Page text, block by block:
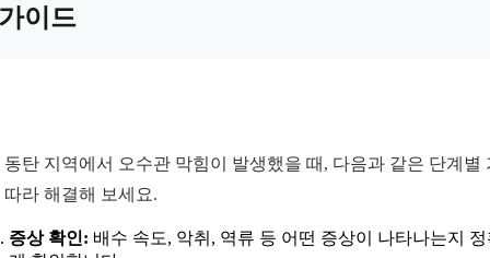
이드
동탄 지역에서 오수관 막힘이 발생했을 때, 다음과 같은 단계별
따라 해결해 보세요.
증상 확인: 배수 속도, 악취, 역류 등 어떤 증상이 나타나는지